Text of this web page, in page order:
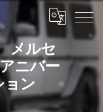
メルセ
ニバー
ョン